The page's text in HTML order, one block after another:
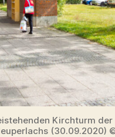
Kirchturm der
(30.09.2020)